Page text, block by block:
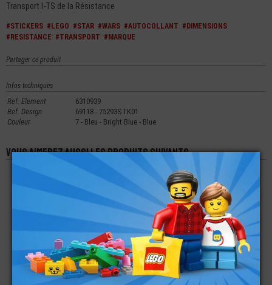
Transport I-TS de la Résistance
#STICKERS #LEGO #STAR #WARS #AUTOCOLLANT #DIMENSIONS
#RESISTANCE #TRANSPORT #MARQUE
Partager ce produit
Infos techniques
Ref. Element
6310939
Ref. Design
69118 - 75293STK01
Couleur
7 - Bleu - Bright Blue - Blue
Vous aimerez aussi les produits suivants
LEGO® MINI-
WARS EMPEROR
PALPATINE
12,00€
LEGO®
AUTOCOLLANT
STICKER SET 60357
CITY
3,49€
LEGO® PLATE LISSE
2X6 IMPRIMÉE STAR-
WARS LUKE
SKYWALKER
3,49€
LEGO® BRIQUE 1X4X3
LEGO® MINI-
LEGO®